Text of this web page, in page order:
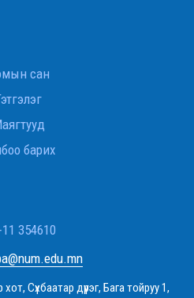
сан
барих
354610
Сүхбаатар дүүрэг, Бага тойруу 1,